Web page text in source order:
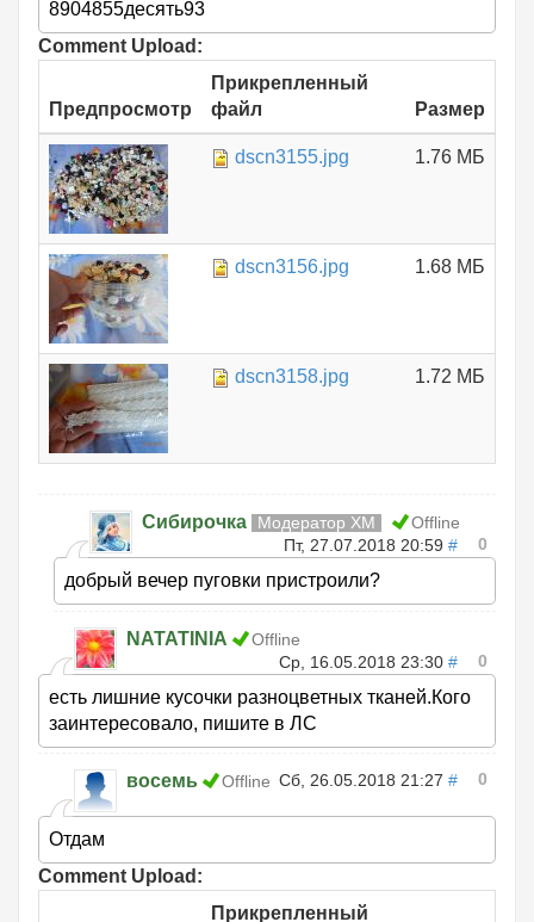
8904855десять93
Comment Upload:
Предпросмотр
Прикрепленный
файл
Размер
dscn3155.jpg 1.76 МБ
dscn3156.jpg 1.68 МБ
dscn3158.jpg 1.72 МБ
Сибирочка Модератор ХМ
Offline
Пт, 27.07.2018 20:59 # 0
добрый вечер пуговки пристроили?
NATATINIA
Offline
Ср, 16.05.2018 23:30 # 0
есть лишние кусочки разноцветных тканей.Кого
заинтересовало, пишите в ЛС
восемь Offline Сб, 26.05.2018 21:27 # 0
Отдам
Comment Upload:
Прикрепленный